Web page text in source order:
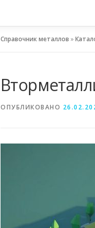
Справочник металлов »
ОПУБЛИКОВАНО